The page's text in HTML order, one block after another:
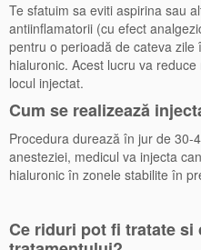
Te sfatuim sa eviti aspirina sau
antiinflamatorii (cu efect
pentru o perioadă de cateva
hialuronic. Acest lucru va
locul injectat.
Cum se realizează
Procedura durează în jur de 30-
anesteziei, medicul va injecta
hialuronic în zonele stabilite în
Ce riduri pot fi tratate